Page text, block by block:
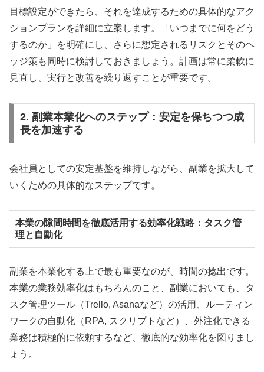
目標設定ができたら、それを達成するための具体的なアク
ションプランを詳細に立案します。「いつまでに何をどう
するのか」を明確にし、さらに想定されるリスクとそのヘ
ッジ策も同時に検討しておきましょう。計画は常に柔軟に
見直し、実行と改善を繰り返すことが重要です。
2. 副業本業化へのステップ：安定を保ちつつ成
長を加速する
会社員としての安定基盤を維持しながら、副業を拡大して
いくための具体的なステップです。
本業の隙間時間を徹底活用する効率化戦略：タスク管
理と自動化
副業を本業化する上で最も重要なのが、時間の捻出です。
本業の業務効率化はもちろんのこと、副業においても、タ
スク管理ツール（Trello, Asanaなど）の活用、ルーティン
ワークの自動化（RPA, スクリプトなど）、外注化できる
業務は積極的に依頼するなど、徹底的な効率化を図りまし
ょう。